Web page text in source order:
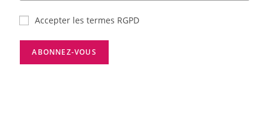
Accepter les termes RGPD